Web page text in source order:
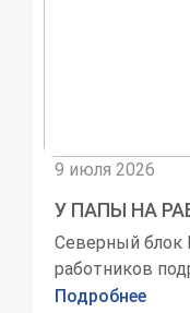
9 июля 2026
У ПАПЫ НА
Северный
работников
Подробнее